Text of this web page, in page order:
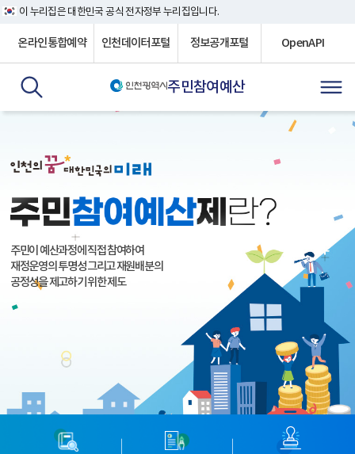
이 누리집은 대한민국 공식 전자정부 누리집입니다.
온라인통합예약 인천데이터포털 정보공개포털 OpenAPI
주민참여예산
주민이 예산과정에 직접 참여하여
재정운영의 투명성 그리고 재원배분의
공정성을 제고하기 위한 제도